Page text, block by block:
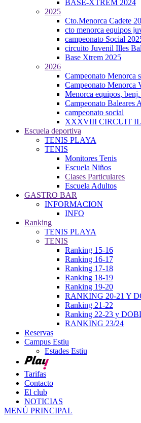
BASE-XTREM 2024
2025
Cto.Menorca Cadete
cto menorca equipos
campeonato Social
circuito Juvenil Illes
Base Xtrem 2025
2026
Campeonato Menorca
Campeonato Menorca
Menorca equipos,
Campeonato Baleares
campeonato social
XXXVIII CIRCUIT
Escuela deportiva
TENIS PLAYA
TENIS
Monitores Tenis
Escuela Niños
Clases Particulares
Escuela Adultos
GASTRO BAR
INFORMACION
INFO
Ranking
TENIS PLAYA
TENIS
Ranking 15-16
Ranking 16-17
Ranking 17-18
Ranking 18-19
Ranking 19-20
RANKING 20-21 Y
Ranking 21-22
Ranking 22-23 y
RANKING 23/24
Reservas
Campus Estiu
Estades Estiu
Tarifas
Contacto
El club
NOTICIAS
MENÚ PRINCIPAL